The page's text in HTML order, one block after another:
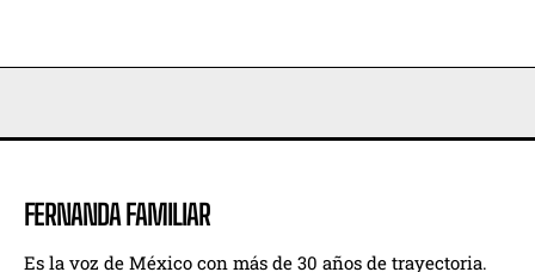
FERNANDA FAMILIAR
Es la voz de México con más de 30 años de trayectoria.